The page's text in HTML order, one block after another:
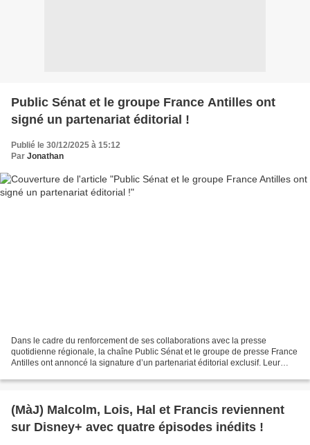
Public Sénat et le groupe France Antilles ont
signé un partenariat éditorial !
Publié le 30/12/2025 à 15:12
Par Jonathan
Dans le cadre du renforcement de ses collaborations avec la presse
quotidienne régionale, la chaîne Public Sénat et le groupe de presse France
Antilles ont annoncé la signature d’un partenariat éditorial exclusif. Leur
(MàJ) Malcolm, Lois, Hal et Francis reviennent
sur Disney+ avec quatre épisodes inédits !